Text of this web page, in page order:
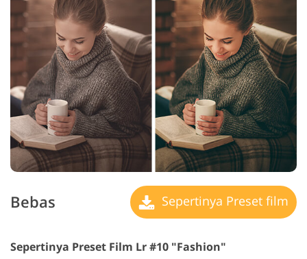
Bebas Sepertinya Preset film
Sepertinya Preset Film Lr #10 "Fashion"